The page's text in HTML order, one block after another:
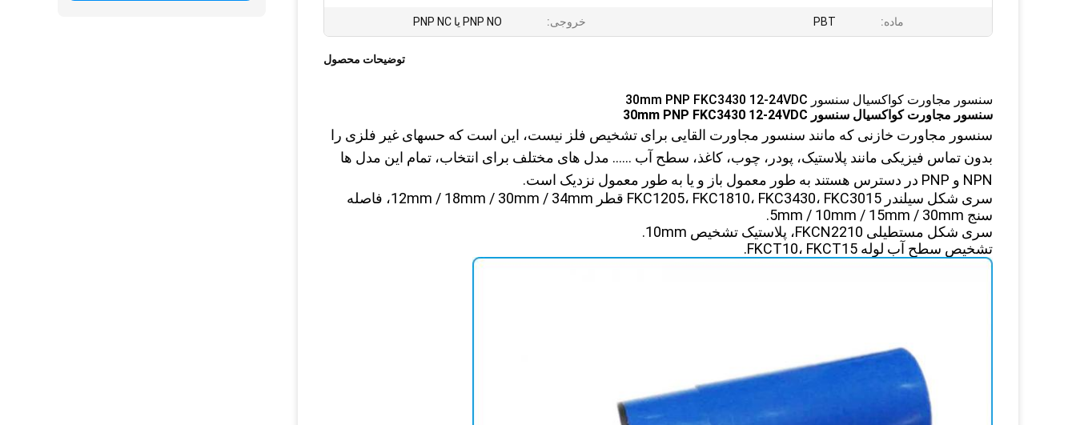
ماده: PBT خروجی: PNP NO یا PNP NC
توضیحات محصول
سنسور مجاورت کواکسیال سنسور 30mm PNP FKC3430 12-24VDC
سنسور مجاورت کواکسیال سنسور 30mm PNP FKC3430 12-24VDC
سنسور مجاورت خازنی که مانند سنسور مجاورت القایی برای تشخیص فلز نیست، این است که حسهای غیر فلزی را
بدون تماس فیزیکی مانند پلاستیک، پودر، چوب، کاغذ، سطح آب ...... مدل های مختلف برای انتخاب، تمام این مدل ها
NPN و PNP در دسترس هستند به طور معمول باز و یا به طور معمول نزدیک است.
سری شکل سیلندر FKC1205، FKC1810، FKC3430، FKC3015 قطر 12mm / 18mm / 30mm / 34mm، فاصله
سنج 5mm / 10mm / 15mm / 30mm.
سری شکل مستطیلی FKCN2210، پلاستیک تشخیص 10mm.
تشخیص سطح آب لوله FKCT10، FKCT15.